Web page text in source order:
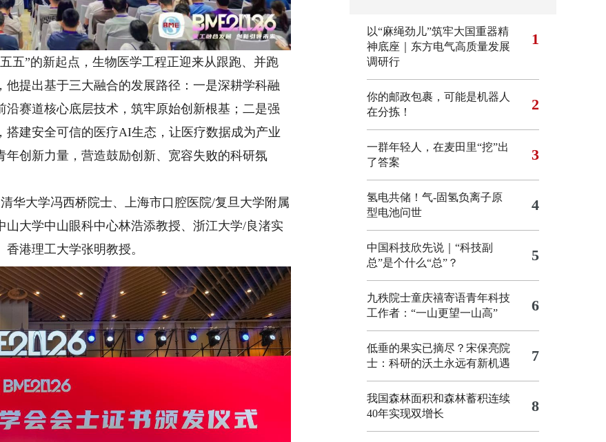
”的新起点，生物医学工程正迎来从跟跑、并跑
提出基于三大融合的发展路径：一是深耕学科融
赛道核心底层技术，筑牢原始创新根基；二是强
建安全可信的医疗AI生态，让医疗数据成为产业
创新力量，营造鼓励创新、宽容失败的科研氛
大学冯西桥院士、上海市口腔医院/复旦大学附属
大学中山眼科中心林浩添教授、浙江大学/良渚实
港理工大学张明教授。
以“麻绳劲儿”筑牢大国重器精
神底座｜东方电气高质量发展
调研行
1
你的邮政包裹，可能是机器人
在分拣！
2
一群年轻人，在麦田里“挖”出
了答案
3
氢电共储！气-固氢负离子原
型电池问世
4
中国科技欣先说｜“科技副
总”是个什么“总”？
5
九秩院士童庆禧寄语青年科技
工作者：“一山更望一山高”
6
低垂的果实已摘尽？宋保亮院
士：科研的沃土永远有新机遇
7
我国森林面积和森林蓄积连续
40年实现双增长
8